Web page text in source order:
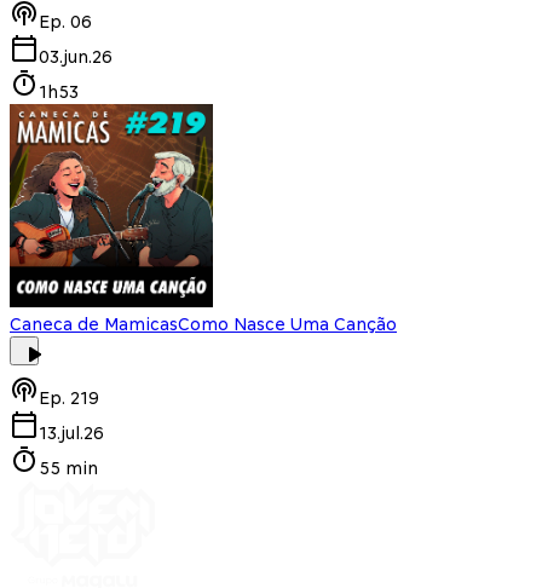
Ep. 06
03.jun.26
1h53
Caneca de MamicasComo Nasce Uma Canção
Ep. 219
13.jul.26
55 min